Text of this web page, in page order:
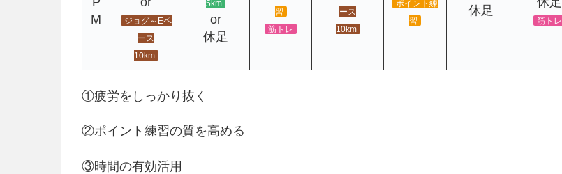
M
ジョグ～Eペ
ース
10km
5km
or
休足
習
筋トレ
ース
10km
ポイント練
習
休足
筋トレ
①疲労をしっかり抜く
②ポイント練習の質を高める
③時間の有効活用